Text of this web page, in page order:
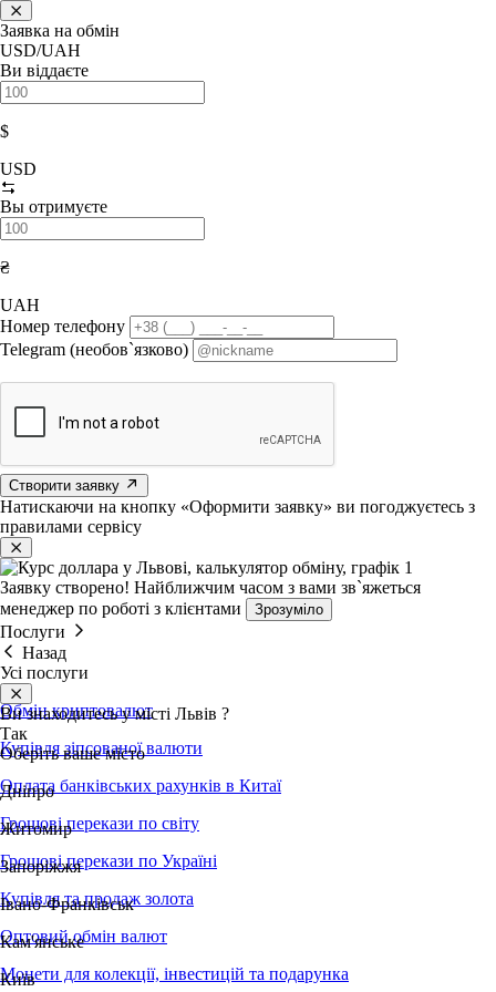
Заявка на обмін
USD/UAH
Ви віддаєте
$
USD
Вы отримуєте
₴
UAH
Номер телефону
Telegram (необов`язково)
Створити заявку
Натискаючи на кнопку «Оформити заявку» ви погоджуєтесь з
правилами сервісу
Заявку створено! Найближчим часом з вами зв`яжеться
менеджер по роботі з клієнтами
Зрозуміло
Послуги
Назад
Усі послуги
Обмін криптовалют
Купівля зіпсованої валюти
Оплата банківських рахунків в Китаї
Грошові перекази по світу
Грошові перекази по Україні
Купівля та продаж золота
Оптовий обмін валют
Монети для колекції, інвестицій та подарунка
Ви знаходитесь у місті Львів ?
Так
Оберіть ваше місто
Дніпро
Житомир
Запоріжжя
Івано-Франківськ
Кам'янське
Київ